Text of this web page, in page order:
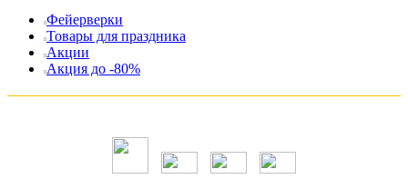
Фейерверки
Товары для праздника
Акции
Акция до -80%